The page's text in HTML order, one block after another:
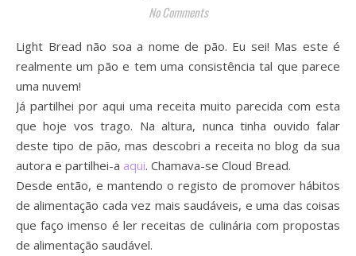
No Comments
Light Bread não soa a nome de pão. Eu sei! Mas este é
realmente um pão e tem uma consistência tal que parece
uma nuvem!
Já partilhei por aqui uma receita muito parecida com esta
que hoje vos trago. Na altura, nunca tinha ouvido falar
deste tipo de pão, mas descobri a receita no blog da sua
autora e partilhei-a aqui. Chamava-se Cloud Bread.
Desde então, e mantendo o registo de promover hábitos
de alimentação cada vez mais saudáveis, e uma das coisas
que faço imenso é ler receitas de culinária com propostas
de alimentação saudável.